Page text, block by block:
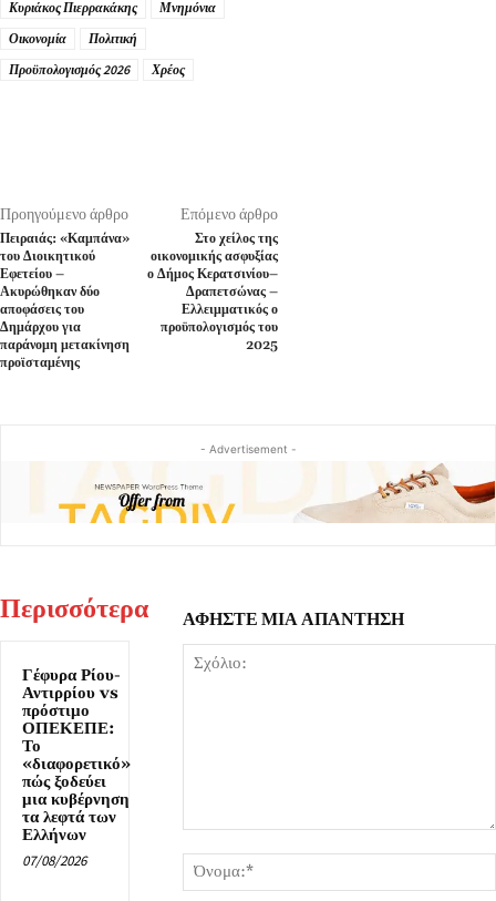
Κυριάκος Πιερρακάκης
Μνημόνια
Οικονομία
Πολιτική
Προϋπολογισμός 2026
Χρέος
Προηγούμενο άρθρο
Πειραιάς: «Καμπάνα»
του Διοικητικού
Εφετείου –
Ακυρώθηκαν δύο
αποφάσεις του
Δημάρχου για
παράνομη μετακίνηση
προϊσταμένης
Επόμενο άρθρο
Στο χείλος της
οικονομικής ασφυξίας
ο Δήμος Κερατσινίου–
Δραπετσώνας –
Ελλειμματικός ο
προϋπολογισμός του
2025
- Advertisement -
Περισσότερα
Γέφυρα Ρίου-
Αντιρρίου vs
πρόστιμο
ΟΠΕΚΕΠΕ:
Το
«διαφορετικό»
πώς ξοδεύει
μια κυβέρνηση
τα λεφτά των
Ελλήνων
07/08/2026
ΑΦΗΣΤΕ ΜΙΑ ΑΠΑΝΤΗΣΗ